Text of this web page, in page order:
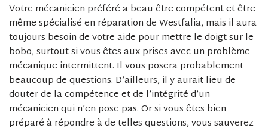
Votre mécanicien préféré a beau être compétent et être
même spécialisé en réparation de Westfalia, mais il aura
toujours besoin de votre aide pour mettre le doigt sur le
bobo, surtout si vous êtes aux prises avec un problème
mécanique intermittent. Il vous posera probablement
beaucoup de questions. D’ailleurs, il y aurait lieu de
douter de la compétence et de l’intégrité d’un
mécanicien qui n’en pose pas. Or si vous êtes bien
préparé à répondre à de telles questions, vous sauverez